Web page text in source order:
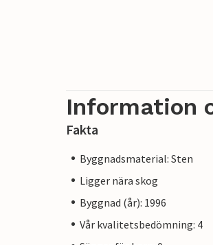
Information
Fakta
Byggnadsmaterial: Sten
Ligger nära skog
Byggnad (år): 1996
Vår kvalitetsbedömning: 4